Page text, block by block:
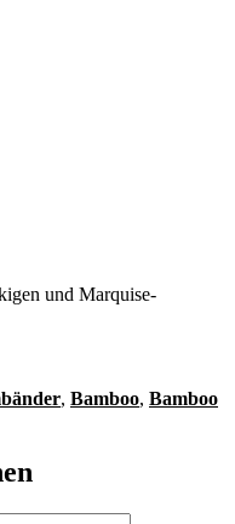
und Marquise-
, Bamboo, Bamboo